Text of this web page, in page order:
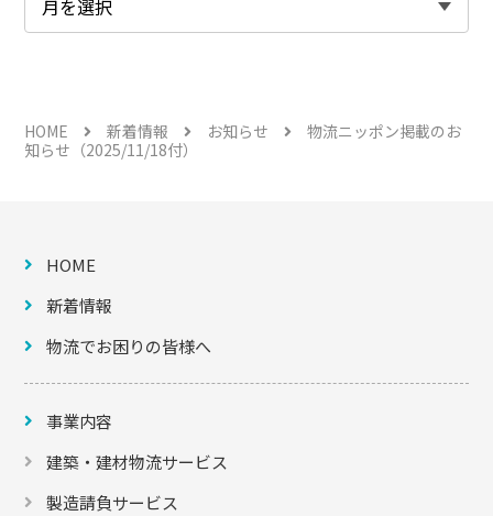
HOME 新着情報 お知らせ
物流ニッポン掲載のお
知らせ（2025/11/18付）
HOME
新着情報
物流でお困りの皆様へ
事業内容
建築・建材物流サービス
製造請負サービス